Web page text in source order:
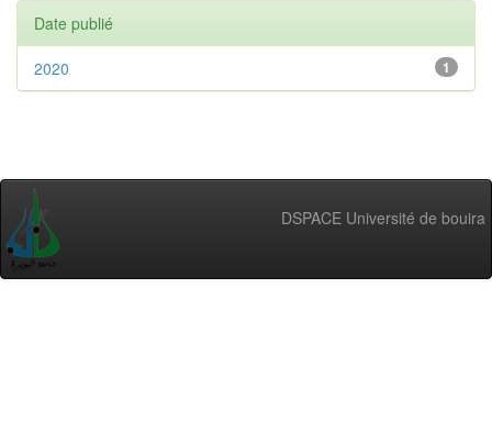
Date publié
1
2020
DSPACE Université de bouira